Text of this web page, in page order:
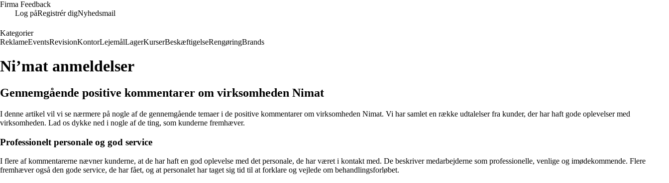
Firma Feedback
Log påRegistrér digNyhedsmail
Kategorier
ReklameEventsRevisionKontorLejemålLagerKurserBeskæftigelseRengøringBrands
Ni’mat anmeldelser
Gennemgående positive kommentarer om virksomheden Nimat
I denne artikel vil vi se nærmere på nogle af de gennemgående temaer i de positive kommentarer om virksomheden Nimat. Vi har samlet en række udtalelser fra kunder, der har haft gode oplevelser med
virksomheden. Lad os dykke ned i nogle af de ting, som kunderne fremhæver.
Professionelt personale og god service
I flere af kommentarerne nævner kunderne, at de har haft en god oplevelse med det personale, de har været i kontakt med. De beskriver medarbejderne som professionelle, venlige og imødekommende. Flere
fremhæver også den gode service, de har fået, og at personalet har taget sig tid til at forklare og vejlede om behandlingsforløbet.